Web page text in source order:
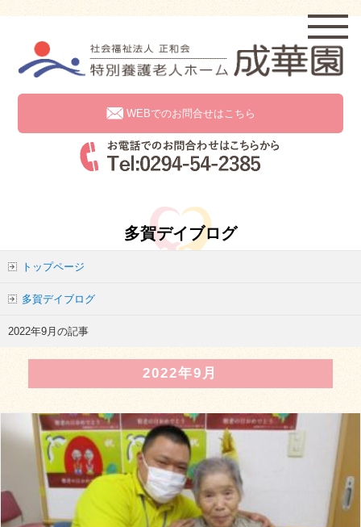
WEBでのお問合せはこちら
多賀デイブログ
トップページ
多賀デイブログ
2022年9月の記事
2022年9月